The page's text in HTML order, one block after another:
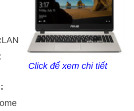
LAN
Click để xem chi tiết